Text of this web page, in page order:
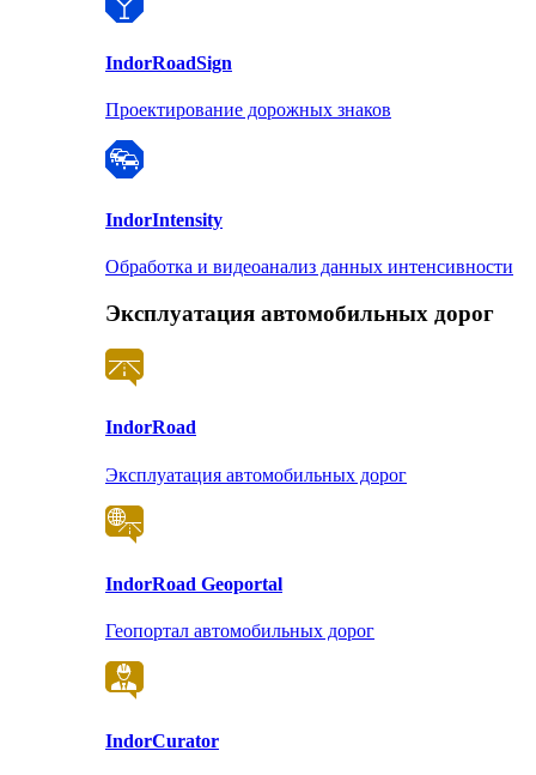
IndorRoadSign
Проектирование дорожных знаков
IndorIntensity
Обработка и видеоанализ данных интенсивности
Эксплуатация автомобильных дорог
IndorRoad
Эксплуатация автомобильных дорог
IndorRoad Geoportal
Геопортал автомобильных дорог
IndorCurator